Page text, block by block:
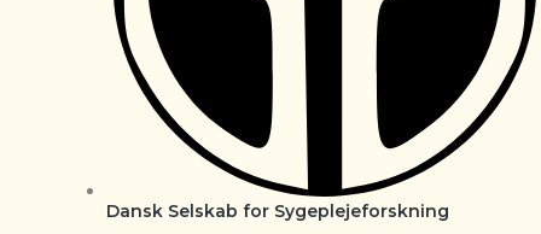
Dansk Selskab for Sygeplejeforskning